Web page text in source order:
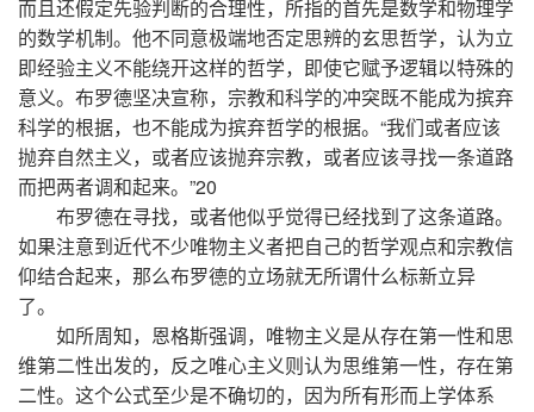
而且还假定先验判断的合理性，所指的首先是数学和物理学
的数学机制。他不同意极端地否定思辨的玄思哲学，认为立
即经验主义不能绕开这样的哲学，即使它赋予逻辑以特殊的
意义。布罗德坚决宣称，宗教和科学的冲突既不能成为摈弃
科学的根据，也不能成为摈弃哲学的根据。“我们或者应该
抛弃自然主义，或者应该抛弃宗教，或者应该寻找一条道路
而把两者调和起来。”20
布罗德在寻找，或者他似乎觉得已经找到了这条道路。
如果注意到近代不少唯物主义者把自己的哲学观点和宗教信
仰结合起来，那么布罗德的立场就无所谓什么标新立异
了。
如所周知，恩格斯强调，唯物主义是从存在第一性和思
维第二性出发的，反之唯心主义则认为思维第一性，存在第
二性。这个公式至少是不确切的，因为所有形而上学体系